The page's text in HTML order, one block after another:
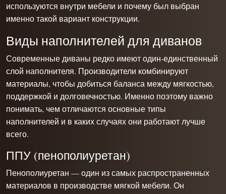
используются внутри мебели и почему был выбран
именно такой вариант конструкции.
Виды наполнителей для диванов
Современные диваны редко имеют один-единственный
слой наполнителя. Производители комбинируют
материалы, чтобы добиться баланса между мягкостью,
поддержкой и долговечностью. Именно поэтому важно
понимать, чем отличаются основные типы
наполнителей и в каких случаях они работают лучше
всего.
ППУ (пенополиуретан)
Пенополиуретан — один из самых распространенных
материалов в производстве мягкой мебели. Он